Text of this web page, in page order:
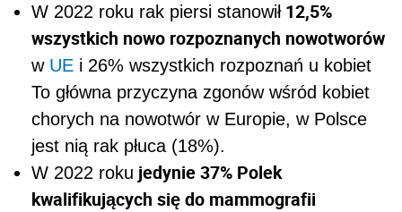
W 2022 roku rak piersi stanowił12,5%
wszystkich nowo rozpoznanych nowotworów
w UE i 26% wszystkich rozpoznań u kobiet
To główna przyczyna zgonów wśród kobiet
chorych na nowotwór w Europie, w Polsce
jest nią rak płuca (18%).
W 2022 roku jedynie 37% Polek
kwalifikujących się do mammografii